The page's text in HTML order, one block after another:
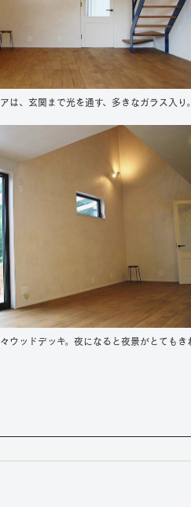
は、玄関まで光を通す、多きなガラス入り
ウッドデッキ。夜になると夜景がとてもき